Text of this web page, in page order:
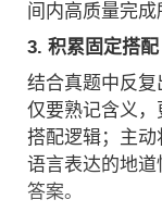
间内高质量完成
3. 积累固定搭配
结合真题中反
仅要熟记含义
搭配逻辑；主
语言表达的地
答案。